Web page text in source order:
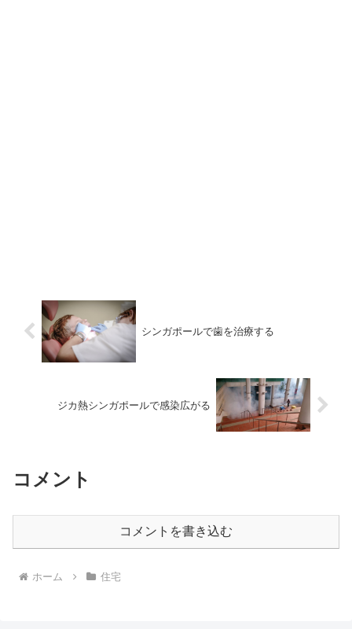
シンガポールで歯を治療する
ジカ熱シンガポールで感染広がる
コメント
コメントを書き込む
ホーム 住宅